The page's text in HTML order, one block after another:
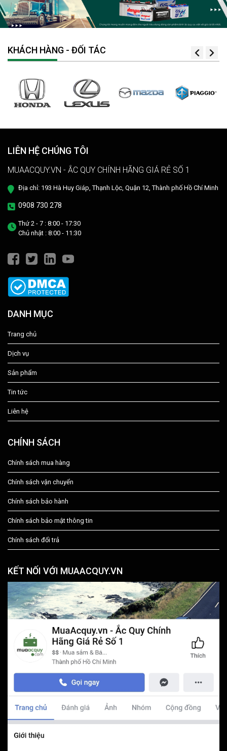
KHÁCH HÀNG - ĐỐI TÁC
LIÊN HỆ CHÚNG TÔI
MUAACQUY.VN - ẮC QUY CHÍNH HÃNG GIÁ RẺ SỐ 1
Địa chỉ: 193 Hà Huy Giáp, Thạnh Lộc, Quận 12, Thành phố Hồ Chí Minh
0908 730 278
Thứ 2 - 7 : 8:00 - 17:30
Chủ nhật : 8:00 - 11:30
DANH MỤC
Trang chủ
Dịch vụ
Sản phẩm
Tin tức
Liên hệ
CHÍNH SÁCH
Chính sách mua hàng
Chính sách vận chuyển
Chính sách bảo hành
Chính sách bảo mật thông tin
Chính sách đổi trả
KẾT NỐI VỚI MUAACQUY.VN